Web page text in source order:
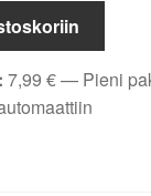
7,99 €— Pieni